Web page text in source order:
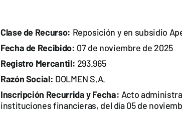
Clase de Recurso: Reposición y en subsidio
Fecha de Recibido: 07 de noviembre de 2025
Registro Mercantil: 293.965
Razón Social: DOLMEN S.A.
Inscripción Recurrida y Fecha: Acto
instituciones financieras, del día 05 de